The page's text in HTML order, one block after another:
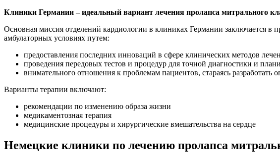
Клиники Германии – идеальный вариант лечения пролапса митрального
Основная миссия отделений кардиологии в клиниках Германии заключается в
амбулаторных условиях путем:
предоставления последних инноваций в сфере клинических методов
проведения передовых тестов и процедур для точной диагностики и
внимательного отношения к проблемам пациентов, стараясь
Варианты терапии включают:
рекомендации по изменению образа жизни
медикаментозная терапия
медицинские процедуры и хирургические вмешательства на сердце
Немецкие клиники по лечению пролапса